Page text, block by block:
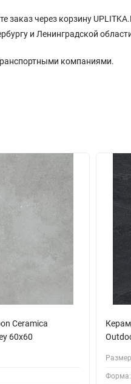
через корзину
и Ленинградской
компаниями.
Ceramica
60x60
Форма: